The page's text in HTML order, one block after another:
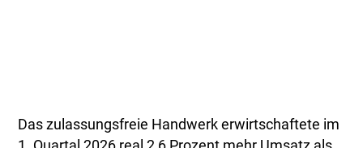
Das zulassungsfreie Handwerk erwirtschaftete im